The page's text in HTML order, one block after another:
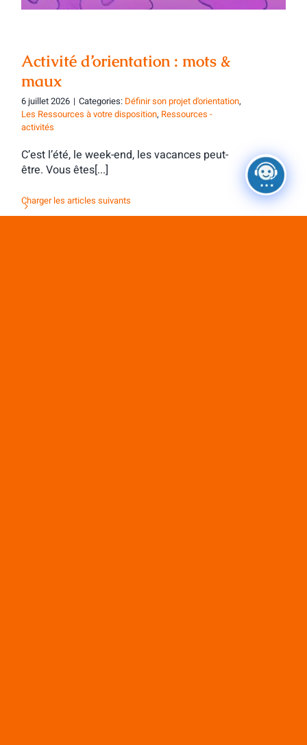
Activité d’orientation : mots &
maux
6 juillet 2026 | Categories: Définir son projet d'orientation,
Les Ressources à votre disposition, Ressources -
activités
C’est l’été, le week-end, les vacances peut-
être. Vous êtes[...]
Charger les articles suivants